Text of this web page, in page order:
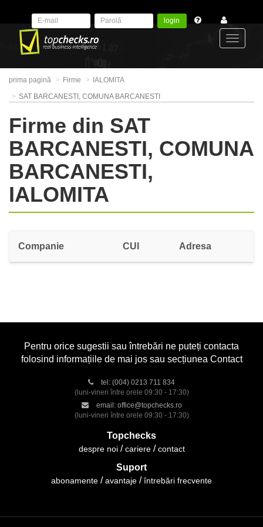
login
prima pagină Firme
IALOMITA
SAT BARCANESTI, COMUNA BARCANESTI
Firme din SAT
BARCANESTI, COMUNA
BARCANESTI,
IALOMITA
Companie CUI Adresa
Pentru orice sugestii sau întrebări ne puteți contacta
folosind informațiile de mai jos sau secțiunea Contact
tel: (004) 0213 711 834
(luni-vineri între orele 09:30 - 17:30)
email: office@topchecks.ro
(luni-vineri între orele 09:30 - 17:30)
Topchecks
despre noi cariere contact
Suport
abonamente avantaje întrebări frecvente